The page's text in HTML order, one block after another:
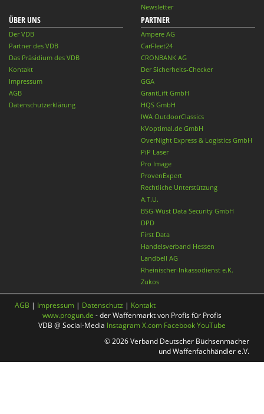
Newsletter
ÜBER UNS
Der VDB
Partner des VDB
Das Präsidium des VDB
Kontakt
Impressum
AGB
Datenschutzerklärung
PARTNER
Ampere AG
CarFleet24
CRONBANK AG
Der Sicherheits-Checker
GGA
GrantLift GmbH
HQS GmbH
IWA OutdoorClassics
KVoptimal.de GmbH
OverNight Express & Logistics GmbH
PiP Laser
Pro Image
ProvenExpert
Rechtliche Unterstützung
A.T.U.
BSG-Wüst Data Security GmbH
DPD
First Data
Handelsverband Hessen
Landbell AG
Rheinischer-Inkassodienst e.K.
Zukos
AGB | Impressum | Datenschutz | Kontakt
www.progun.de - der Waffenmarkt von Profis für Profis
VDB @ Social-Media InstagramX.com FacebookYouTube
© 2026 Verband Deutscher Büchsenmacher
und Waffenfachhändler e.V.